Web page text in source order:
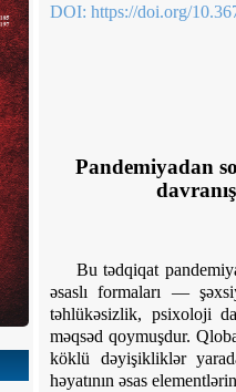
DOI: https://doi.org/
Pandemiyadan
Bu tədqiqat
əsaslı formaları —
təhlükəsizlik, psixoloji
məqsəd qoymuşdur.
köklü dəyişikliklər
həyatının əsas